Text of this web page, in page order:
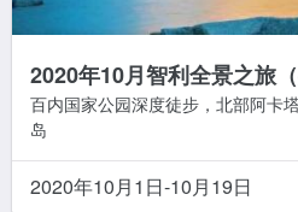
2020年10月智利全景之旅（
百内国家公园深度徒步，北部阿卡
岛
2020年10月1日-10月19日